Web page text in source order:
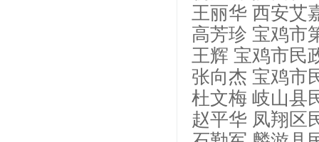
王丽华 西安艾
高芳珍 宝鸡市
王辉 宝鸡市民
张向杰 宝鸡市
杜文梅 岐山县
赵平华 凤翔区